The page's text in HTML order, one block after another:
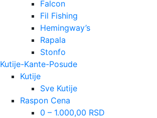
Falcon
Fil Fishing
Hemingway’s
Rapala
Stonfo
Kutije-Kante-Posude
Kutije
Sve Kutije
Raspon Cena
0 – 1.000,00 RSD